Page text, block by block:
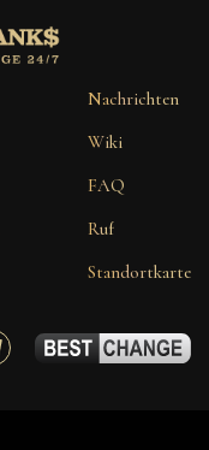
Nachrichten
Wiki
FAQ
Ruf
Standortkarte